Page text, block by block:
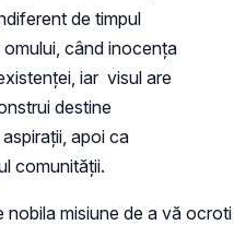
de timpul
când inocența
iar visul are
destine
apoi ca
comunității.
nobila misiune de a vă ocroti